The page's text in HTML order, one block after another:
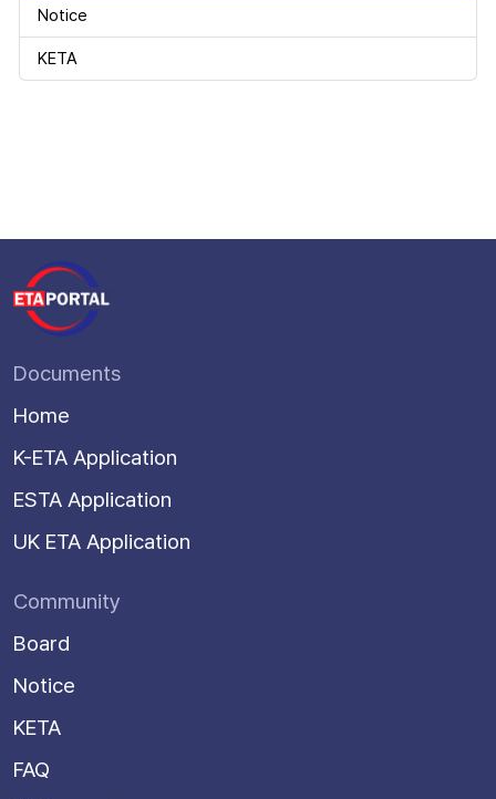
Notice
KETA
Documents
Home
K-ETA Application
ESTA Application
UK ETA Application
Community
Board
Notice
KETA
FAQ